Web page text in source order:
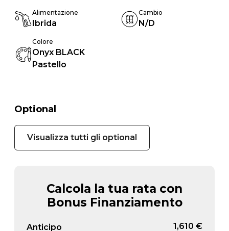
Alimentazione
Ibrida
Cambio
N/D
Colore
Onyx BLACK
Pastello
Optional
Visualizza tutti gli optional
Calcola la tua rata con
Bonus Finanziamento
Anticipo 1,610 €